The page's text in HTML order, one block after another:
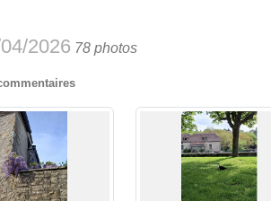
2026 78 photos